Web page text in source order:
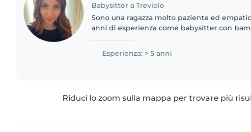
Babysitter a Treviolo
Sono una ragazza molto paziente ed
anni di esperienza come babysitter con
Esperienza: > 5 anni
Riduci lo zoom sulla mappa per trovare più